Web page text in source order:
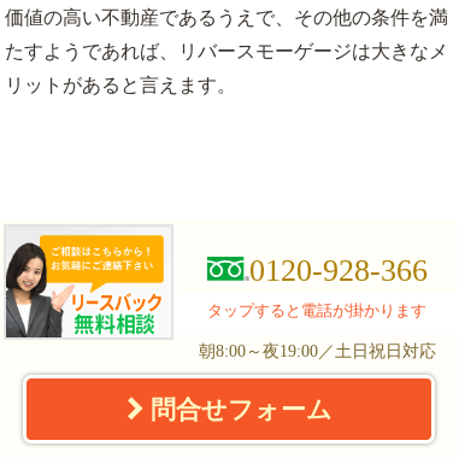
価値の高い不動産であるうえで、その他の条件を満
たすようであれば、リバースモーゲージは大きなメ
リットがあると言えます。
0120-928-366
タップすると電話が掛かります
朝8:00～夜19:00／土日祝日対応
問合せフォーム